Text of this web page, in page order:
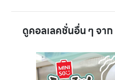
ดูคอลเลคชั่นอื่น ๆ จาก